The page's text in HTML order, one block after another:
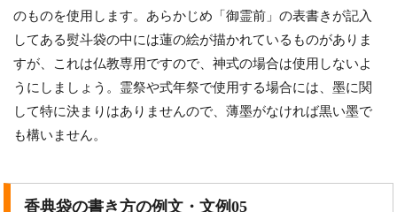
のものを使用します。あらかじめ「御霊前」の表書きが記入
してある熨斗袋の中には蓮の絵が描かれているものがありま
すが、これは仏教専用ですので、神式の場合は使用しないよ
うにしましょう。霊祭や式年祭で使用する場合には、墨に関
して特に決まりはありませんので、薄墨がなければ黒い墨で
も構いません。
香典袋の書き方の例文・文例05